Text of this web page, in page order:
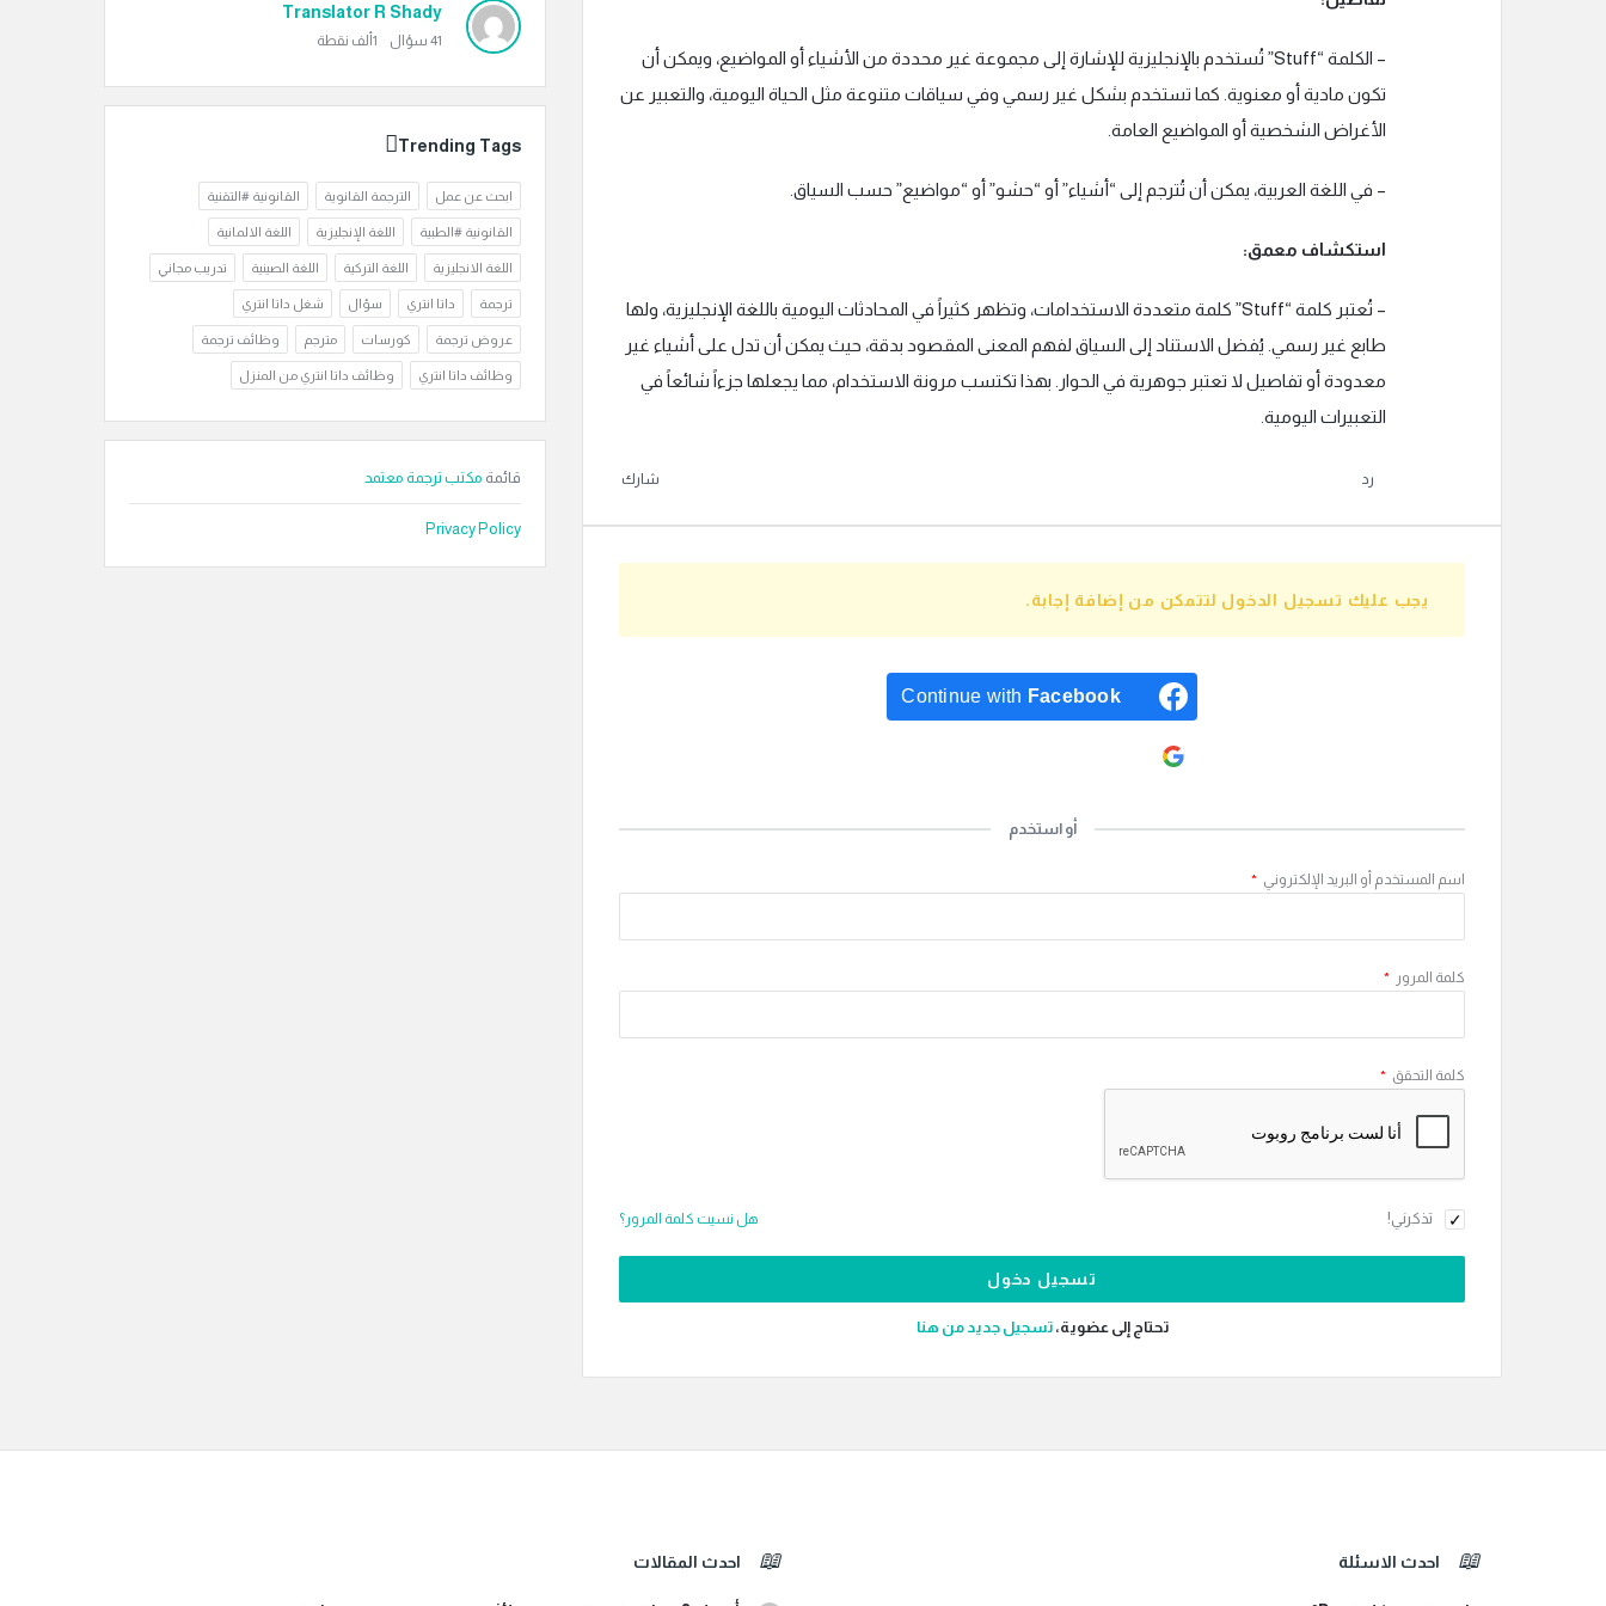
– الكلمة “Stuff” تُستخدم بالإنجليزية للإشارة إلى مجموعة غير محددة من الأشياء أو المواضيع، ويمكن أن
تكون مادية أو معنوية. كما تستخدم بشكل غير رسمي وفي سياقات متنوعة مثل الحياة اليومية، والتعبير عن
الأغراض الشخصية أو المواضيع العامة.
– في اللغة العربية، يمكن أن تُترجم إلى “أشياء” أو “حشو” أو “مواضيع” حسب السياق.
استكشاف معمق:
– تُعتبر كلمة “Stuff” كلمة متعددة الاستخدامات، وتظهر كثيراً في المحادثات اليومية باللغة الإنجليزية، ولها
طابع غير رسمي. يُفضل الاستناد إلى السياق لفهم المعنى المقصود بدقة، حيث يمكن أن تدل على أشياء غير
معدودة أو تفاصيل لا تعتبر جوهرية في الحوار. بهذا تكتسب مرونة الاستخدام، مما يجعلها جزءاً شائعاً في
التعبيرات اليومية.
رد شارك
يجب عليك تسجيل الدخول لتتمكن من إضافة إجابة.
Continue with Facebook
أو استخدم
اسم المستخدم أو البريد الإلكتروني *
كلمة المرور *
كلمة التحقق *
تذكرني! هل نسيت كلمة المرور؟
تحتاج إلى عضوية،‫تسجيل جديد من هنا
Translator R Shady
41 سؤال 1ألف نقطة
Trending Tags
ابحث عن عمل الترجمة القانوية القانونية #التقنية
القانونية #الطبية اللغة الإنجليزية اللغة الالمانية
اللغة الانجليزية اللغة التركية اللغة الصينية تدريب مجاني
ترجمة داتا انتري سؤال شغل داتا انتري
عروض ترجمة كورسات مترجم وظائف ترجمة
وظائف داتا انتري وظائف داتا انتري من المنزل
قائمة مكتب ترجمة معتمد
Privacy Policy
الفوتراحدث الاسئلة احدث المقالات